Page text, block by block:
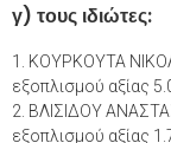
γ) τους ιδιώτες:
1. ΚΟΥΡΚΟΥΤΑ
εξοπλισμού αξίας
2. ΒΛΙΣΙΔΟΥ
εξοπλισμού αξίας